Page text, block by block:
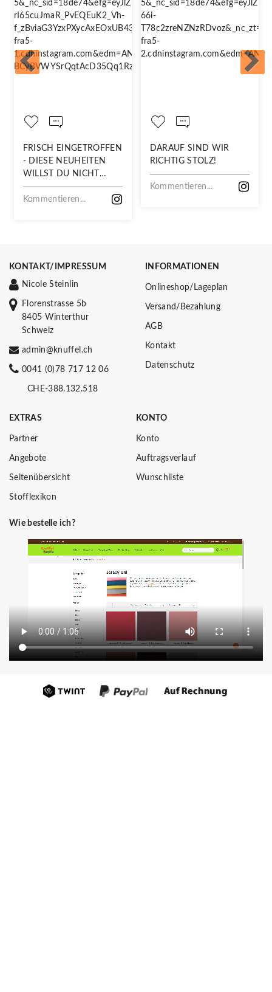
FRISCH EINGETROFFEN
- DIESE NEUHEITEN
WILLST DU NICHT
VERPASSEN!
Kommentieren...
DARAUF SIND WIR
RICHTIG STOLZ!
Kommentieren...
KONTAKT/IMPRESSUM
Nicole Steinlin
Florenstrasse 5b
8405 Winterthur
Schweiz
admin@knuffel.ch
0041 (0)78 717 12 06
CHE-388.132.518
INFORMATIONEN
Onlineshop/Lageplan
Versand/Bezahlung
AGB
Kontakt
Datenschutz
EXTRAS
Partner
Angebote
Seitenübersicht
Stofflexikon
KONTO
Konto
Auftragsverlauf
Wunschliste
Wie bestelle ich?